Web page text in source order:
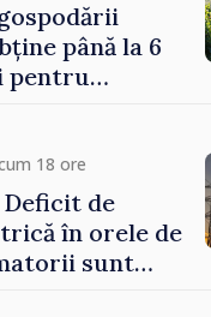
până la 6
pentru
18 ore
de
în orele de
sunt